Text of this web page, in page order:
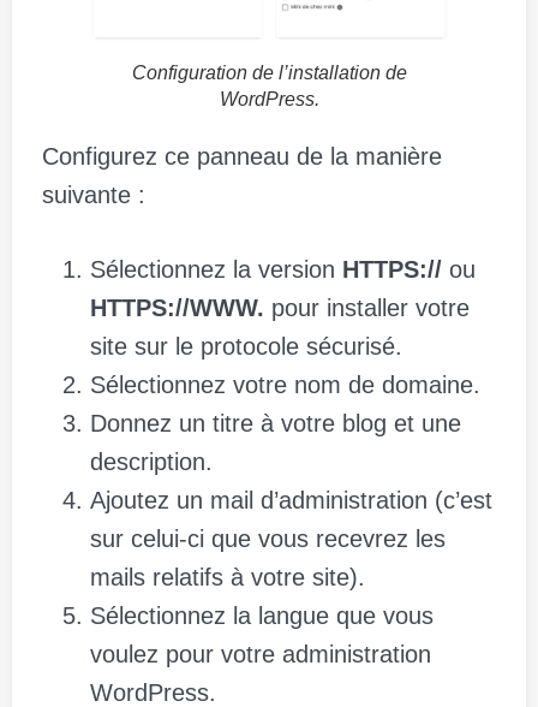
Configuration de l’installation de
WordPress.
Configurez ce panneau de la manière
suivante :
Sélectionnez la version HTTPS:// ou
HTTPS://WWW. pour installer votre
site sur le protocole sécurisé.
Sélectionnez votre nom de domaine.
Donnez un titre à votre blog et une
description.
Ajoutez un mail d’administration (c’est
sur celui-ci que vous recevrez les
mails relatifs à votre site).
Sélectionnez la langue que vous
voulez pour votre administration
WordPress.